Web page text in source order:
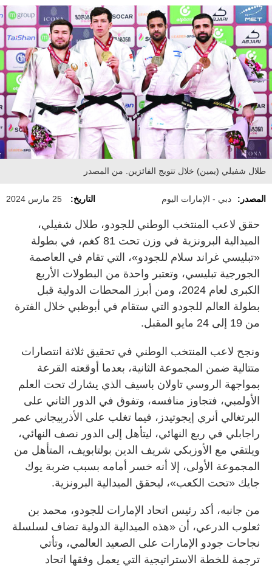
طلال شفيلي (يمين) خلال تتويج الفائزين. من المصدر
المصدر: دبي - الإمارات اليوم التاريخ: 25 مارس 2024
حقق لاعب المنتخب الوطني للجودو، طلال شفيلي،
الميدالية البرونزية في وزن تحت 81 كغم، في بطولة
«تبليسي غراند سلام للجودو»، التي تقام في العاصمة
الجورجية تبليسي، وتعتبر واحدة من البطولات الأربع
الكبرى لعام 2024، ومن أبرز المحطات الدولية قبل
بطولة العالم للجودو التي ستقام في أبوظبي خلال الفترة
من 19 إلى 24 مايو المقبل.
ونجح لاعب المنتخب الوطني في تحقيق ثلاثة انتصارات
متتالية ضمن المجموعة الثانية، بعدما أوقعته القرعة
بمواجهة الروسي تاولان باسيف الذي يشارك تحت العلم
الأولمبي، فتجاوز منافسه، وتفوق في الدور الثاني على
البرتغالي أنري إيجوتيدز، فيما تغلب على الأذربيجاني عمر
راجابلي في ربع النهائي، ليتأهل إلى الدور نصف النهائي،
ويلتقي مع الأوزبكي شريف الدين بولتابويف، المتأهل من
المجموعة الأولى، إلا أنه خسر أمامه بسبب ضربة يوك
جايك «تحت الكعب»، ليحقق الميدالية البرونزية.
من جانبه، أكد رئيس اتحاد الإمارات للجودو، محمد بن
ثعلوب الدرعي، أن «هذه الميدالية الدولية تضاف لسلسلة
نجاحات جودو الإمارات على الصعيد العالمي، وتأتي
ترجمة للخطة الاستراتيجية التي يعمل وفقها اتحاد